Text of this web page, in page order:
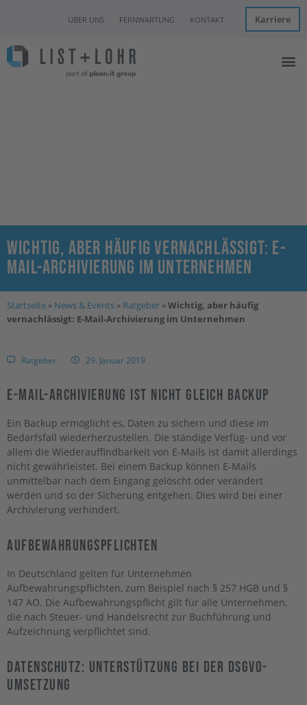
Karriere
ÜBER UNS FERNWARTUNG KONTAKT
Wichtig, aber häufig vernachlässigt: E-
Mail-Archivierung im Unternehmen
Startseite » News & Events » Ratgeber »Wichtig, aber häufig
vernachlässigt: E-Mail-Archivierung im Unternehmen
Ratgeber 29. Januar 2019
E-Mail-Archivierung Ist Nicht Gleich Backup
Ein Backup ermöglicht es, Daten zu sichern und diese im
Bedarfsfall wiederherzustellen. Die ständige Verfüg- und vor
allem die Wiederauffindbarkeit von E-Mails ist damit allerdings
nicht gewährleistet. Bei einem Backup können E-Mails
unmittelbar nach dem Eingang gelöscht oder verändert
werden und so der Sicherung entgehen. Dies wird bei einer
Archivierung verhindert.
Aufbewahrungspflichten
In Deutschland gelten für Unternehmen
Aufbewahrungspflichten, zum Beispiel nach § 257 HGB und §
147 AO. Die Aufbewahrungspflicht gilt für alle Unternehmen,
die nach Steuer- und Handelsrecht zur Buchführung und
Aufzeichnung verpflichtet sind.
Datenschutz: Unterstützung Bei Der DSGVO-
Umsetzung